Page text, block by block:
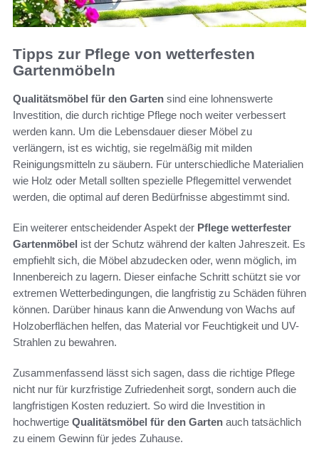
Tipps zur Pflege von wetterfesten
Gartenmöbeln
Qualitätsmöbel für den Garten sind eine lohnenswerte
Investition, die durch richtige Pflege noch weiter verbessert
werden kann. Um die Lebensdauer dieser Möbel zu
verlängern, ist es wichtig, sie regelmäßig mit milden
Reinigungsmitteln zu säubern. Für unterschiedliche Materialien
wie Holz oder Metall sollten spezielle Pflegemittel verwendet
werden, die optimal auf deren Bedürfnisse abgestimmt sind.
Ein weiterer entscheidender Aspekt der Pflege wetterfester
Gartenmöbel ist der Schutz während der kalten Jahreszeit. Es
empfiehlt sich, die Möbel abzudecken oder, wenn möglich, im
Innenbereich zu lagern. Dieser einfache Schritt schützt sie vor
extremen Wetterbedingungen, die langfristig zu Schäden führen
können. Darüber hinaus kann die Anwendung von Wachs auf
Holzoberflächen helfen, das Material vor Feuchtigkeit und UV-
Strahlen zu bewahren.
Zusammenfassend lässt sich sagen, dass die richtige Pflege
nicht nur für kurzfristige Zufriedenheit sorgt, sondern auch die
langfristigen Kosten reduziert. So wird die Investition in
hochwertige Qualitätsmöbel für den Garten auch tatsächlich
zu einem Gewinn für jedes Zuhause.